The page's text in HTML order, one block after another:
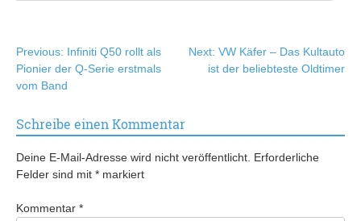
Beitragsnavigation
Previous: Infiniti Q50 rollt als
Pionier der Q-Serie erstmals
vom Band
Next: VW Käfer – Das Kultauto
ist der beliebteste Oldtimer
Schreibe einen Kommentar
Deine E-Mail-Adresse wird nicht veröffentlicht. Erforderliche
Felder sind mit * markiert
Kommentar *